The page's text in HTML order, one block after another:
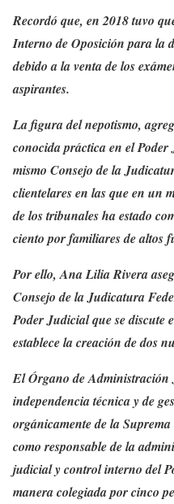
Recordó que, en 2018 tuvo
Interno de Oposición para la
debido a la venta de los
aspirantes.
La figura del nepotismo,
conocida práctica en el
mismo Consejo de la
clientelares en las que en un
de los tribunales ha estado
ciento por familiares de altos
Por ello, Ana Lilia Rivera
Consejo de la Judicatura
Poder Judicial que se discute
establece la creación de dos
El Órgano de Administración
independencia técnica y de
orgánicamente de la
como responsable de la
judicial y control interno del
manera colegiada por cinco